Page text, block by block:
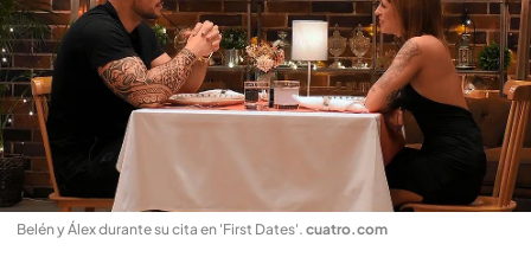
Belén y Álex durante su cita en 'First Dates'. cuatro.com